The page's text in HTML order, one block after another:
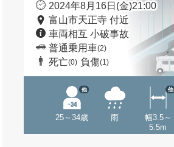
2024年8月16日(金)21:00
富山市天正寺 付近
車両相互 小破事故
普通乗用車(2)
死亡(0) 負傷(1)
25～34歳
他
雨
幅3.5～
5.5m
他